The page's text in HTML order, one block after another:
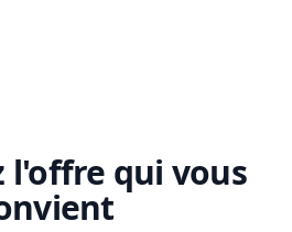
l'offre qui vous